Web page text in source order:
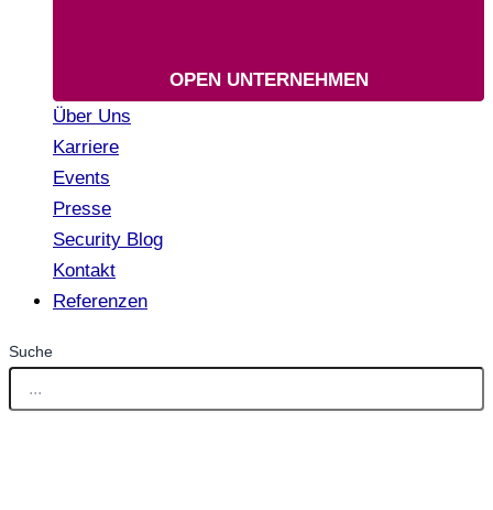
OPEN UNTERNEHMEN
Über Uns
Karriere
Events
Presse
Security Blog
Kontakt
Referenzen
Suche